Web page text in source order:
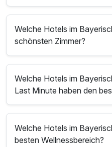
Welche Hotels im
schönsten Zimmer?
Welche Hotels im
Last Minute haben den
Welche Hotels im
besten Wellnessbereich?